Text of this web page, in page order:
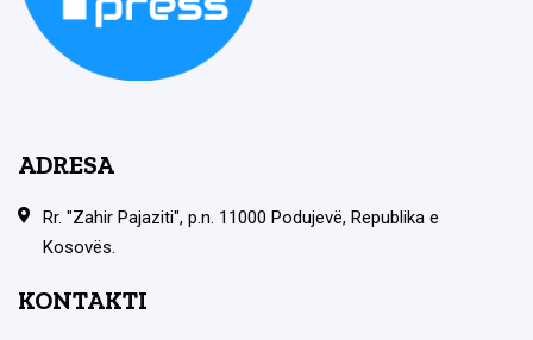
ADRESA
Rr. "Zahir Pajaziti", p.n. 11000 Podujevë, Republika e
Kosovës.
KONTAKTI